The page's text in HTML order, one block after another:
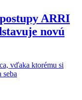
ARRI
novú